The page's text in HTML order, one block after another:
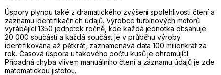
Úspory plynou také z dramatického zvýšení spolehlivosti čtení a
záznamu identifikačních údajů. Výrobce turbínových motorů
vyrábějící 1350 jednotek ročně, kde každá jednotka obsahuje
20 000 součástí a každá součást je v průběhu výroby
identifikována až pětkrát, zaznamenává data 100 milionkrát za
rok. Časová úspora u takového počtu kusů je ohromující.
Případná chyba vlivem manuálního čtení a záznamu údajů je zde
matematickou jistotou.